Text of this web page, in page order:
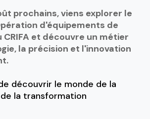
prochains, viens explorer le
d'équipements de
et découvre un métier
la précision et l'innovation
découvrir le monde de la
la transformation